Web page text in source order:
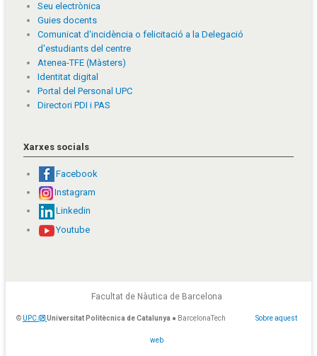
Seu electrònica
Guies docents
Comunicat d'incidència o felicitació a la Delegació
d'estudiants del centre
Atenea-TFE (Màsters)
Identitat digital
Portal del Personal UPC
Directori PDI i PAS
Xarxes socials
Facebook
Instagram
Linkedin
Youtube
Facultat de Nàutica de Barcelona
© UPC Universitat Politècnica de Catalunya ● BarcelonaTech Sobre aquest
web